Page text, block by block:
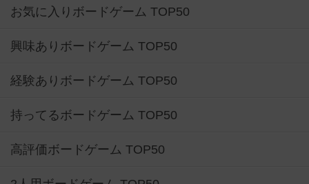
お気に入りボードゲーム TOP50
興味ありボードゲーム TOP50
経験ありボードゲーム TOP50
持ってるボードゲーム TOP50
高評価ボードゲーム TOP50